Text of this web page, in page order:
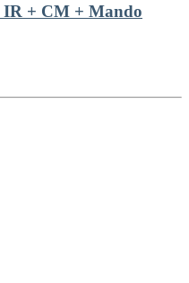
+ CM + Mando